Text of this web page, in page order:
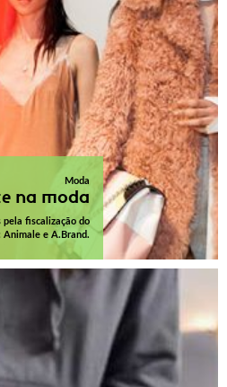
Moda
na moda
pela fiscalização do
Animale e A.Brand.